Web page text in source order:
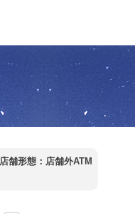
店舗形態：店舗外ATM